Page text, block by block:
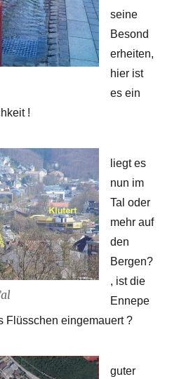
seine
Besond
erheiten,
hier ist
es ein
!
liegt es
nun im
Tal oder
mehr auf
den
Bergen?
, ist die
Ennepe
Flüsschen eingemauert ?
guter